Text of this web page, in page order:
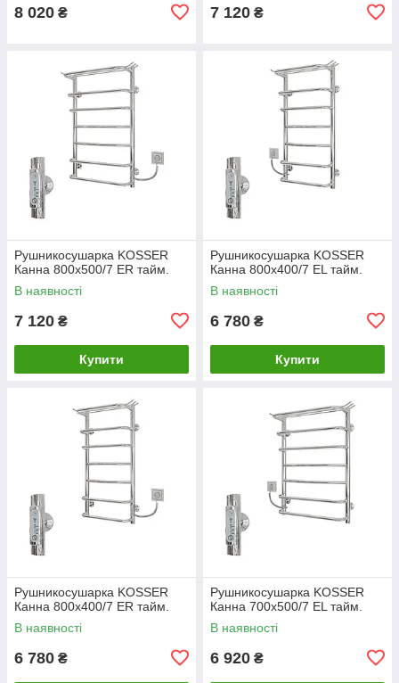
8 020 ₴ 7 120 ₴
Рушникосушарка KOSSER
Канна 800х500/7 ЕR тайм.
В наявності
7 120 ₴
Купити
Рушникосушарка KOSSER
Канна 800х400/7 ЕL тайм.
В наявності
6 780 ₴
Купити
Рушникосушарка KOSSER
Канна 800х400/7 ЕR тайм.
В наявності
6 780 ₴
Рушникосушарка KOSSER
Канна 700х500/7 ЕL тайм.
В наявності
6 920 ₴